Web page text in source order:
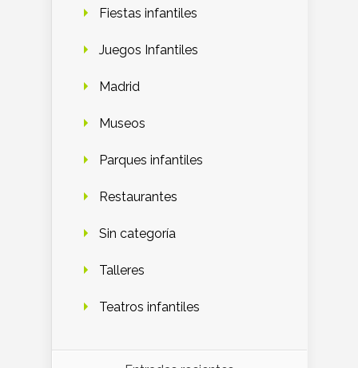
Fiestas infantiles
Juegos Infantiles
Madrid
Museos
Parques infantiles
Restaurantes
Sin categoría
Talleres
Teatros infantiles